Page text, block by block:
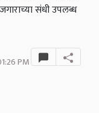
संधी उपलब्ध
PM